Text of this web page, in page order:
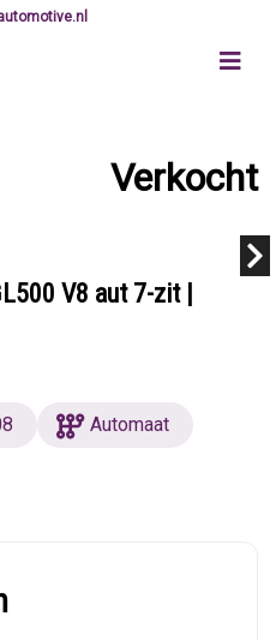
Verkocht
V8 aut 7-zit |
Automaat